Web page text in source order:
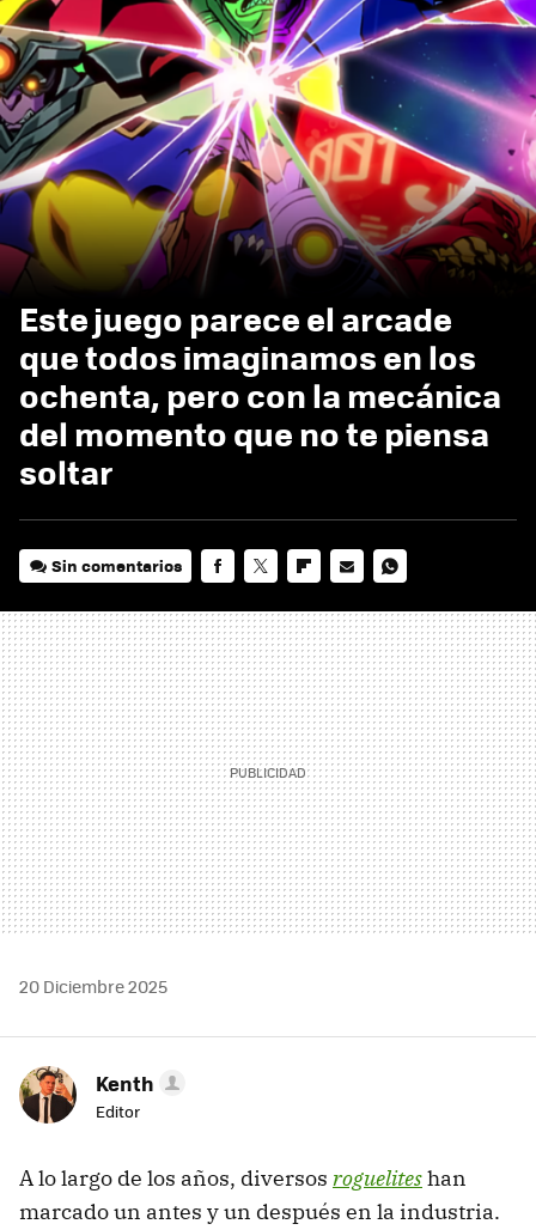
Este juego parece el arcade
que todos imaginamos en los
ochenta, pero con la mecánica
del momento que no te piensa
soltar
Sin comentarios
MAIL
20 Diciembre 2025
Kenth
Editor
A lo largo de los años, diversos rogueliteshan
marcado un antes y un después en la industria.